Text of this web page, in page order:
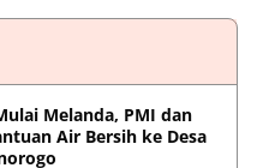
Melanda, PMI dan
Air Bersih ke Desa